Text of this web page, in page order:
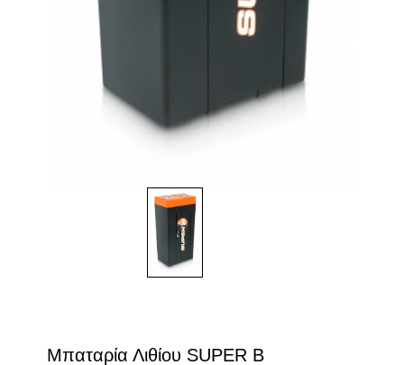
Μπαταρία Λιθίου SUPER B